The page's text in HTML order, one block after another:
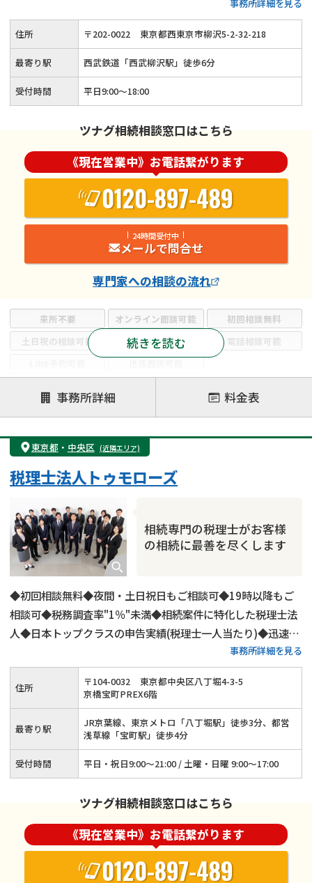
事務所詳細を見る
来所不要 オンライン面談可能
初回相談無料
土日祝の相談可能
19時以降電話可能
電話相談可能
注力案件
遺言書作成・遺言執行
相続放棄
相続登記
遺産分割
遺留分侵害額請求
相続税申告
相続手続き
銀行手続き
成年後見・任意後見
贈与税
相続人調査
相続トラブル
続きを読む
住所 〒202-0022 東京都西東京市柳沢5-2-32-218
最寄り駅 西武鉄道「西武柳沢駅」徒歩6分
受付時間 平日9:00～18:00
ツナグ相続相談窓口はこちら
《現在営業中》お電話繋がります
0120-897-489
24時間受付中
メールで問合せ
専門家への相談の流れ
事務所詳細 料金表
東京都 ・ 中央区 (近隣エリア)
相続専門の税理士がお客様
の相続に最善を尽くします
税理士法人トゥモローズ
◆初回相談無料◆夜間・土日祝日もご相談可◆19時以降もご
相談可◆税務調査率"1％"未満◆相続案件に特化した税理士法
人◆日本トップクラスの申告実績(税理士一人当たり)◆迅速対
事務所詳細を見る
住所 〒104-0032
東京都中央区八丁堀4-3-5
京橋宝町PREX6階
最寄り駅
JR京葉線、東京メトロ「八丁堀駅」徒歩3分、都営
浅草線「宝町駅」徒歩4分
受付時間 平日・祝日9:00～21:00 / 土曜・日曜 9:00～17:00
ツナグ相続相談窓口はこちら
《現在営業中》お電話繋がります
0120-897-489